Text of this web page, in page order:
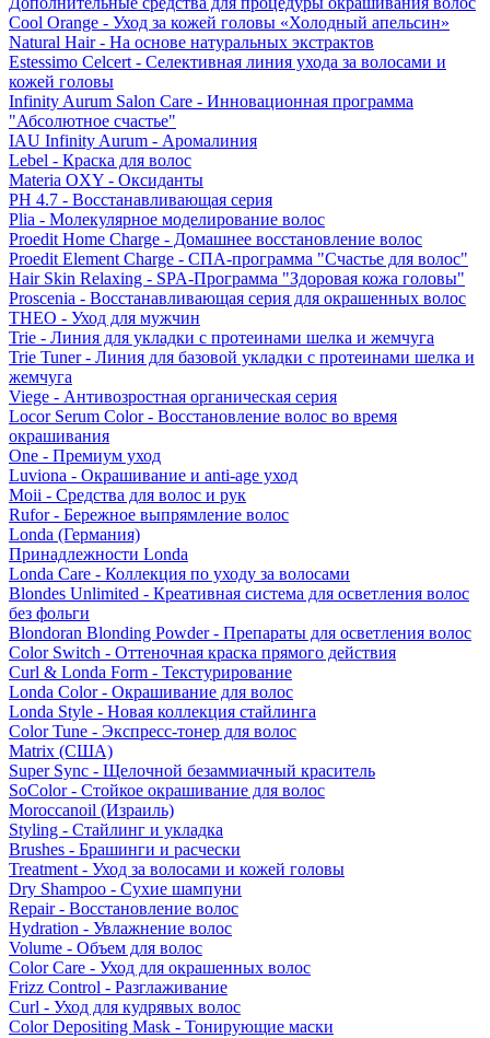
Cool Orange - Уход за кожей головы «Холодный апельсин»
Natural Hair - На основе натуральных экстрактов
Estessimo Celcert - Селективная линия ухода за волосами и
кожей головы
Infinity Aurum Salon Care - Инновационная программа
"Абсолютное счастье"
IAU Infinity Aurum - Аромалиния
Lebel - Краска для волос
Materia OXY - Оксиданты
PH 4.7 - Восстанавливающая серия
Plia - Молекулярное моделирование волос
Proedit Home Charge - Домашнее восстановление волос
Proedit Element Charge - СПА-программа "Счастье для волос"
Hair Skin Relaxing - SPA-Программа "Здоровая кожа головы"
Proscenia - Восстанавливающая серия для окрашенных волос
THEO - Уход для мужчин
Trie - Линия для укладки с протеинами шелка и жемчуга
Trie Tuner - Линия для базовой укладки с протеинами шелка и
жемчуга
Viege - Антивозростная органическая серия
Locor Serum Color - Восстановление волос во время
окрашивания
One - Премиум уход
Luviona - Окрашивание и anti-age уход
Moii - Средства для волос и рук
Rufor - Бережное выпрямление волос
Londa (Германия)
Принадлежности Londa
Londa Care - Коллекция по уходу за волосами
Blondes Unlimited - Креативная система для осветления волос
без фольги
Blondoran Blonding Powder - Препараты для осветления волос
Color Switch - Оттеночная краска прямого действия
Curl & Londa Form - Текстурирование
Londa Color - Окрашивание для волос
Londa Style - Новая коллекция стайлинга
Color Tune - Экспресс-тонер для волос
Matrix (США)
Super Sync - Щелочной безаммиачный краситель
SoColor - Стойкое окрашивание для волос
Moroccanoil (Израиль)
Styling - Стайлинг и укладка
Brushes - Брашинги и расчески
Treatment - Уход за волосами и кожей головы
Dry Shampoo - Сухие шампуни
Repair - Восстановление волос
Hydration - Увлажнение волос
Volume - Объем для волос
Color Care - Уход для окрашенных волос
Frizz Control - Разглаживание
Curl - Уход для кудрявых волос
Color Depositing Mask - Тонирующие маски